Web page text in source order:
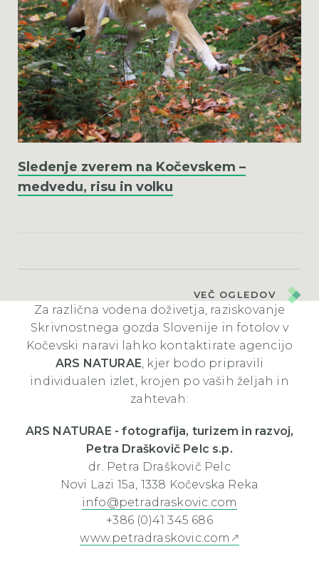
Sledenje zverem na Kočevskem –
medvedu, risu in volku
VEČ OGLEDOV
Za različna vodena doživetja, raziskovanje
Skrivnostnega gozda Slovenije in fotolov v
Kočevski naravi lahko kontaktirate agencijo
ARS NATURAE, kjer bodo pripravili
individualen izlet, krojen po vaših željah in
zahtevah:
ARS NATURAE - fotografija, turizem in razvoj,
Petra Draškovič Pelc s.p.
dr. Petra Draškovič Pelc
Novi Lazi 15a, 1338 Kočevska Reka
info@petradraskovic.com
+386 (0)41 345 686
www.petradraskovic.com